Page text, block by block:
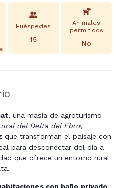
Huéspedes
15
Animales
permitidos
No
, una masía de agroturismo
del Delta del Ebro,
que transforman el paisaje con
para desconectar del día a
que ofrece un entorno rural